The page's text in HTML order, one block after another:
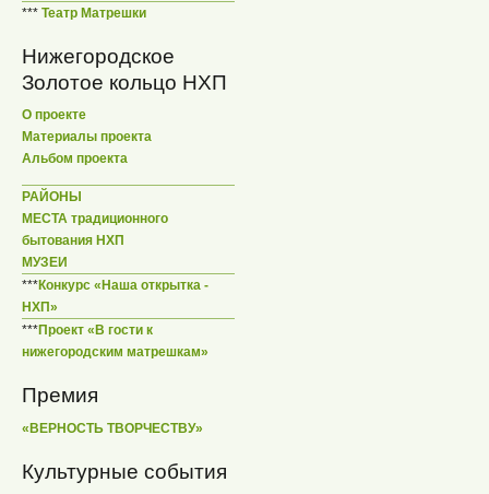
*** Театр Матрешки
Нижегородское
Золотое кольцо НХП
О проекте
Материалы проекта
Альбом проекта
РАЙОНЫ
МЕСТА традиционного
бытования НХП
МУЗЕИ
***Конкурс «Наша открытка -
НХП»
***Проект «В гости к
нижегородским матрешкам»
Премия
«ВЕРНОСТЬ ТВОРЧЕСТВУ»
Культурные события